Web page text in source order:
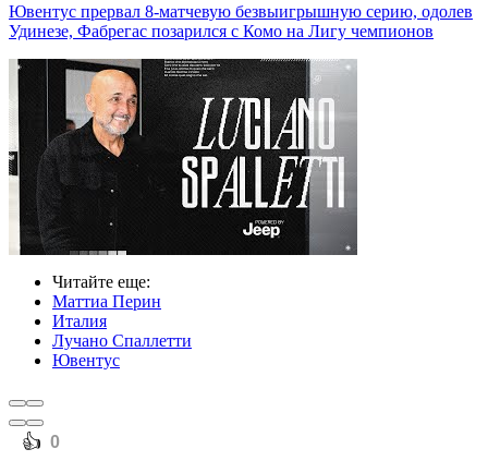
Ювентус прервал 8-матчевую безвыигрышную серию, одолев
Удинезе, Фабрегас позарился с Комо на Лигу чемпионов
Читайте еще:
Маттиа Перин
Италия
Лучано Спаллетти
Ювентус
️👍 0